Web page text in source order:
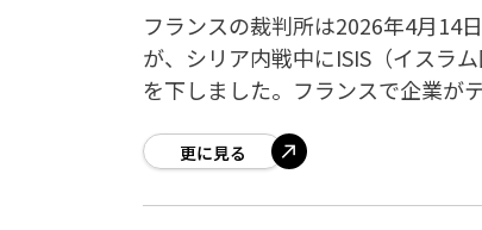
フランスの裁判所は2026年4月14
が、シリア内戦中にISIS（イスラ
を下しました。フランスで企業が
更に見る